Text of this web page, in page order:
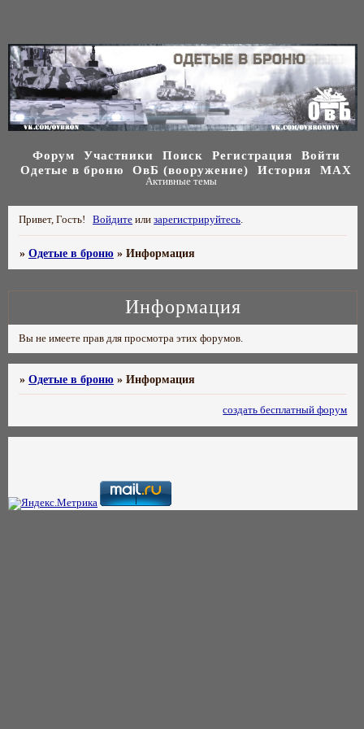
Форум Участники Поиск Регистрация
Войти
Одетые в броню
ОвБ (вооружение) История МАХ
Активные темы
Привет, Гость! Войдите илизарегистрируйтесь.
»Одетые в броню »Информация
Информация
Вы не имеете прав для просмотра этих форумов.
»Одетые в броню »Информация
создать бесплатный форум